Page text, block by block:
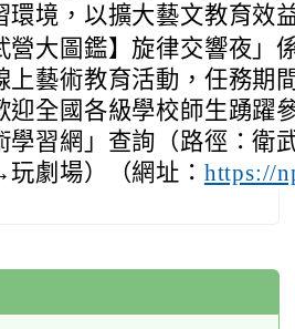
環境，以擴大藝文教育效
營大圖鑑】旋律交響夜」
上藝術教育活動，任務期
迎全國各級學校師生踴躍
學習網」查詢（路徑：衛
劇場）（網址： https://